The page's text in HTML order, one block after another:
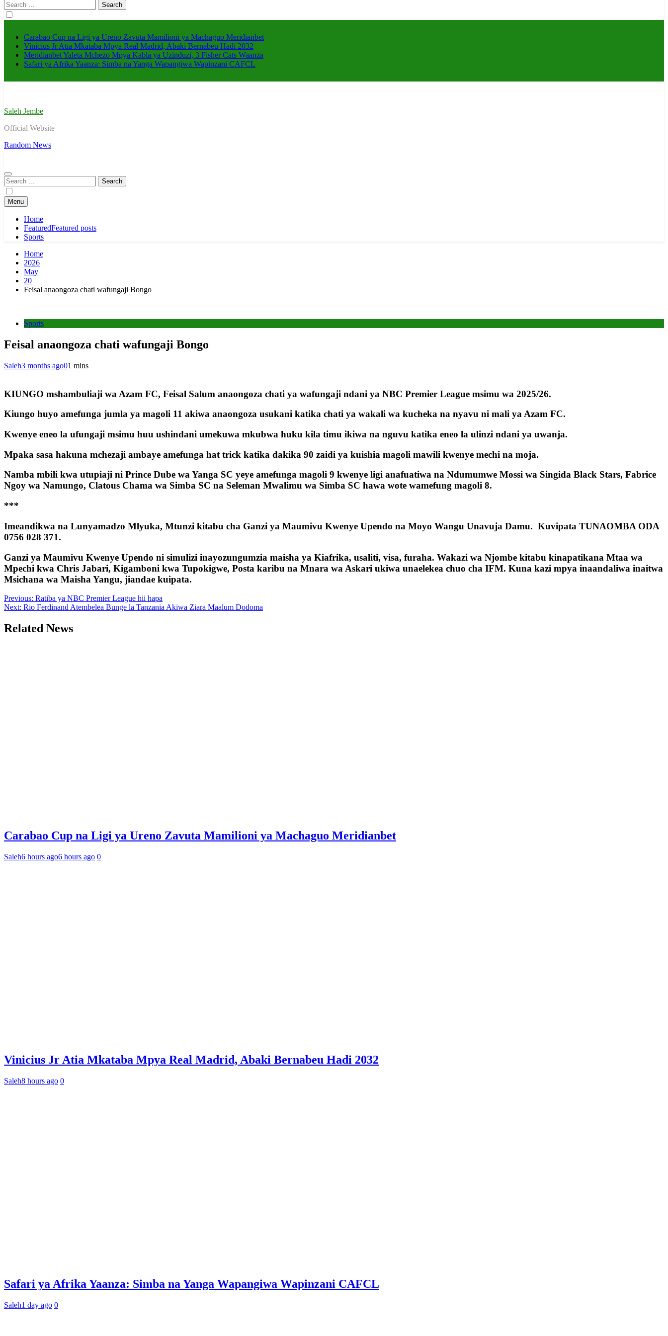
Search
for:
Carabao Cup na Ligi ya Ureno Zavuta Mamilioni ya Machaguo Meridianbet
Vinicius Jr Atia Mkataba Mpya Real Madrid, Abaki Bernabeu Hadi 2032
Meridianbet Yaleta Mchezo Mpya Kabla ya Uzinduzi, 3 Fisher Cats Waanza
Safari ya Afrika Yaanza: Simba na Yanga Wapangiwa Wapinzani CAFCL
Saleh Jembe
Official Website
Random News
Search
for:
Menu
Home
FeaturedFeatured posts
Sports
Home
2026
May
20
Feisal anaongoza chati wafungaji Bongo
Sports
Feisal anaongoza chati wafungaji Bongo
Saleh3 months ago01 mins
KIUNGO mshambuliaji wa Azam FC, Feisal Salum anaongoza chati ya wafungaji ndani ya NBC Premier League msimu wa 2025/26.
Kiungo huyo amefunga jumla ya magoli 11 akiwa anaongoza usukani katika chati ya wakali wa kucheka na nyavu ni mali ya Azam FC.
Kwenye eneo la ufungaji msimu huu ushindani umekuwa mkubwa huku kila timu ikiwa na nguvu katika eneo la ulinzi ndani ya uwanja.
Mpaka sasa hakuna mchezaji ambaye amefunga hat trick katika dakika 90 zaidi ya kuishia magoli mawili kwenye mechi na moja.
Namba mbili kwa utupiaji ni Prince Dube wa Yanga SC yeye amefunga magoli 9 kwenye ligi anafuatiwa na Ndumumwe Mossi wa Singida Black Stars, Fabrice
Ngoy wa Namungo, Clatous Chama wa Simba SC na Seleman Mwalimu wa Simba SC hawa wote wamefung magoli 8.
***
Imeandikwa na Lunyamadzo Mlyuka, Mtunzi kitabu cha Ganzi ya Maumivu Kwenye Upendo na Moyo Wangu Unavuja Damu. Kuvipata TUNAOMBA ODA
0756 028 371.
Ganzi ya Maumivu Kwenye Upendo ni simulizi inayozungumzia maisha ya Kiafrika, usaliti, visa, furaha. Wakazi wa Njombe kitabu kinapatikana Mtaa wa
Mpechi kwa Chris Jabari, Kigamboni kwa Tupokigwe, Posta karibu na Mnara wa Askari ukiwa unaelekea chuo cha IFM. Kuna kazi mpya inaandaliwa inaitwa
Msichana wa Maisha Yangu, jiandae kuipata.
Post
navigation
Previous: Ratiba ya NBC Premier League hii hapa
Next: Rio Ferdinand Atembelea Bunge la Tanzania Akiwa Ziara Maalum Dodoma
Related News
Carabao Cup na Ligi ya Ureno Zavuta Mamilioni ya Machaguo Meridianbet
Saleh6 hours ago6 hours ago 0
Vinicius Jr Atia Mkataba Mpya Real Madrid, Abaki Bernabeu Hadi 2032
Saleh8 hours ago 0
Safari ya Afrika Yaanza: Simba na Yanga Wapangiwa Wapinzani CAFCL
Saleh1 day ago 0